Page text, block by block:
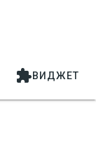
ВИДЖЕТ